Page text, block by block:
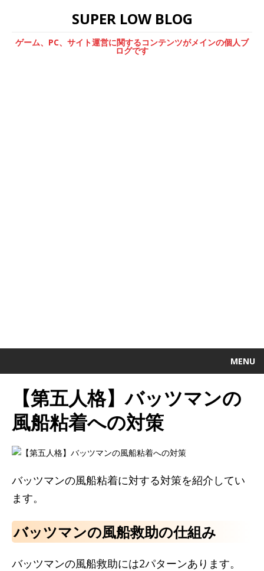
SUPER LOW BLOG
ゲーム、PC、サイト運営に関するコンテンツがメインの個人ブ
ログです
MENU
【第五人格】バッツマンの
風船粘着への対策
バッツマンの風船粘着に対する対策を紹介してい
ます。
バッツマンの風船救助の仕組み
バッツマンの風船救助には2パターンあります。